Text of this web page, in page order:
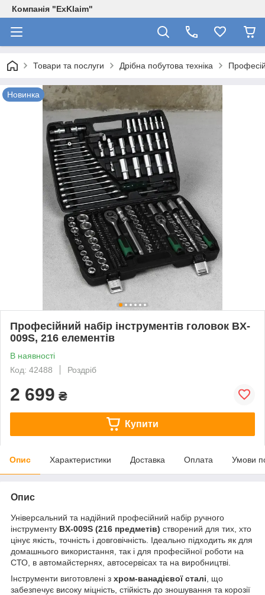
Компанія "ExKlaim"
Товари та послуги Дрібна побутова техніка
Новинка
Професійний набір інструментів головок BX-
009S, 216 елементів
В наявності
Код: 42488
Роздріб
2 699 ₴
Купити
Опис Характеристики Доставка Оплата Умови
Опис
Універсальний та надійний професійний набір ручного
інструменту BX-009S (216 предметів) створений для тих, хто
цінує якість, точність і довговічність. Ідеально підходить як для
домашнього використання, так і для професійної роботи на
СТО, в автомайстернях, автосервісах та на виробництві.
Інструменти виготовлені з хром-ванадієвої сталі , що
забезпечує високу міцність, стійкість до зношування та корозії